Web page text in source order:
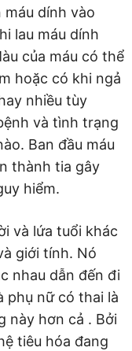
dính vào
lau máu dính
của máu có thể
hoặc có khi ngả
nhiều tùy
và tình trạng
Ban đầu máu
thành tia gây
hiểm.
và lứa tuổi khác
giới tính. Nó
nhau dẫn đến đi
phụ nữ có thai là
này hơn cả . Bởi
tiêu hóa đang